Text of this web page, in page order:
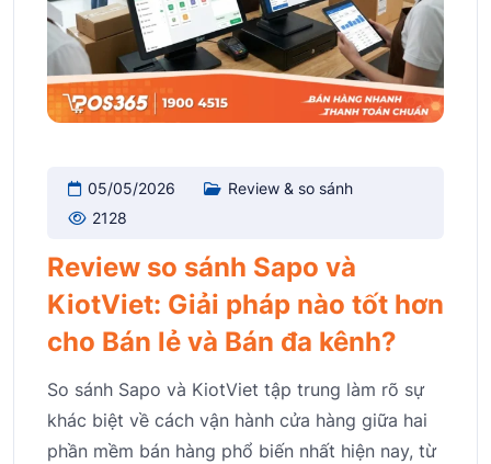
05/05/2026
Review & so sánh
2128
Review so sánh Sapo và
KiotViet: Giải pháp nào tốt hơn
cho Bán lẻ và Bán đa kênh?
So sánh Sapo và KiotViet tập trung làm rõ sự
khác biệt về cách vận hành cửa hàng giữa hai
phần mềm bán hàng phổ biến nhất hiện nay, từ